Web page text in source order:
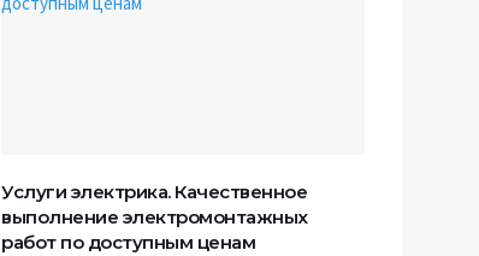
Услуги электрика. Качественное
выполнение электромонтажных
работ по доступным ценам